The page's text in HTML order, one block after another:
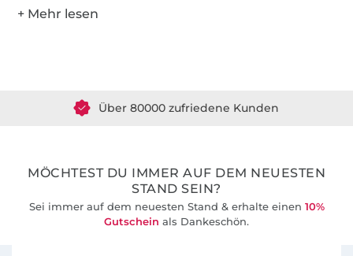
MÖCHTEST DU IMMER AUF DEM NEUESTEN
STAND SEIN?
Sei immer auf dem neuesten Stand & erhalte einen 10%
Gutschein als Dankeschön.